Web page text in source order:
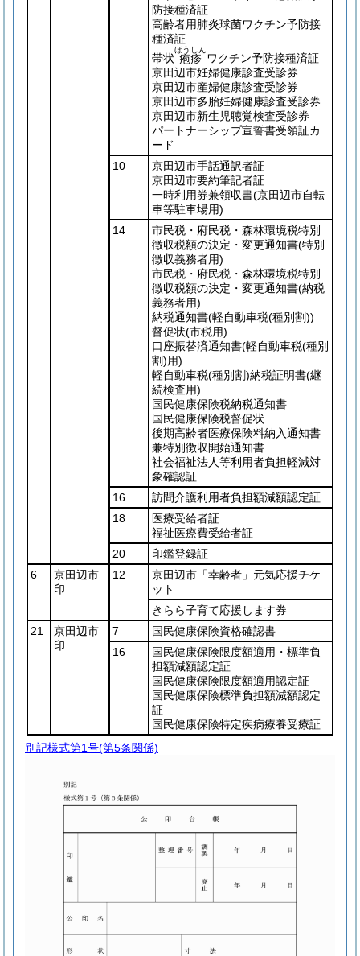
防接種済証
高齢者用肺炎球菌ワクチン予防接
種済証
帯状 疱疹
ほうしん
ワクチン予防接種済証
京田辺市妊婦健康診査受診券
京田辺市産婦健康診査受診券
京田辺市多胎妊婦健康診査受診券
京田辺市新生児聴覚検査受診券
パートナーシップ宣誓書受領証カ
ード
10
京田辺市手話通訳者証
京田辺市要約筆記者証
一時利用券兼領収書(京田辺市自転
車等駐車場用)
14
市民税・府民税・森林環境税特別
徴収税額の決定・変更通知書(特別
徴収義務者用)
市民税・府民税・森林環境税特別
徴収税額の決定・変更通知書(納税
義務者用)
納税通知書(軽自動車税(種別割))
督促状(市税用)
口座振替済通知書(軽自動車税(種別
割)用)
軽自動車税(種別割)納税証明書(継
続検査用)
国民健康保険税納税通知書
国民健康保険税督促状
後期高齢者医療保険料納入通知書
兼特別徴収開始通知書
社会福祉法人等利用者負担軽減対
象確認証
16
訪問介護利用者負担額減額認定証
18
医療受給者証
福祉医療費受給者証
20
印鑑登録証
6
京田辺市
印
12
京田辺市「幸齢者」元気応援チケ
ット
きらら子育て応援します券
21
京田辺市
印
7
国民健康保険資格確認書
16
国民健康保険限度額適用・標準負
担額減額認定証
国民健康保険限度額適用認定証
国民健康保険標準負担額減額認定
証
国民健康保険特定疾病療養受療証
別記様式第1号(第5条関係)